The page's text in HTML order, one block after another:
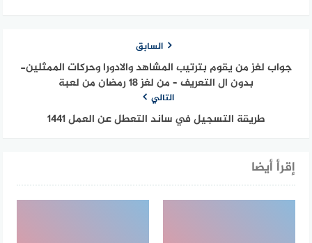
السابق
جواب لغز من يقوم بترتيب المشاهد والادورا وحركات الممثلين-
بدون ال التعريف – من لغز 18 رمضان من لعبة
التالي
طريقة التسجيل في ساند التعطل عن العمل 1441
إقرأ أيضا